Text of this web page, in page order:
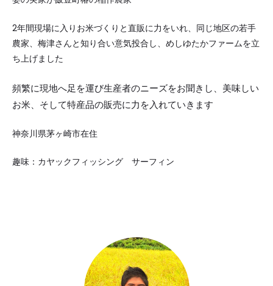
2年間現場に入りお米づくりと直販に力をいれ、同じ地区の若手
農家、梅津さんと知り合い意気投合し、めしゆたかファームを立
ち上げました
頻繁に現地へ足を運び生産者のニーズをお聞きし、美味しい
お米、そして特産品の販売に力を入れていきます
神奈川県茅ヶ崎市在住
趣味：カヤックフィッシング サーフィン